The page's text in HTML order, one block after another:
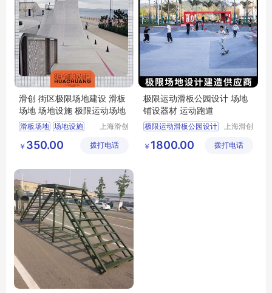
滑创 街区极限场地建设 滑板
场地 场地设施 极限运动场地
滑板场地 场地设施
上海滑创
工程有限
￥ 350.00 拨打电话
极限运动滑板公园设计 场地
铺设器材 运动跑道
极限运动滑板公园设计
滑板公园设计
上海滑创
工程有限
￥ 1800.00 拨打电话